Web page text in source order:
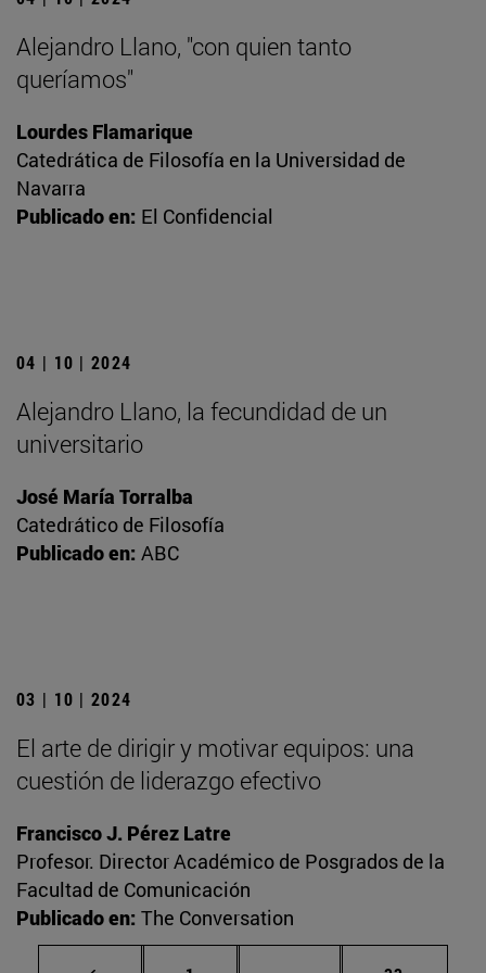
Alejandro Llano, "con quien tanto
queríamos"
Lourdes Flamarique
Catedrática de Filosofía en la Universidad de
Navarra
Publicado en: El Confidencial
04 | 10 | 2024
Alejandro Llano, la fecundidad de un
universitario
José María Torralba
Catedrático de Filosofía
Publicado en: ABC
03 | 10 | 2024
El arte de dirigir y motivar equipos: una
cuestión de liderazgo efectivo
Francisco J. Pérez Latre
Profesor. Director Académico de Posgrados de la
Facultad de Comunicación
Publicado en: The Conversation